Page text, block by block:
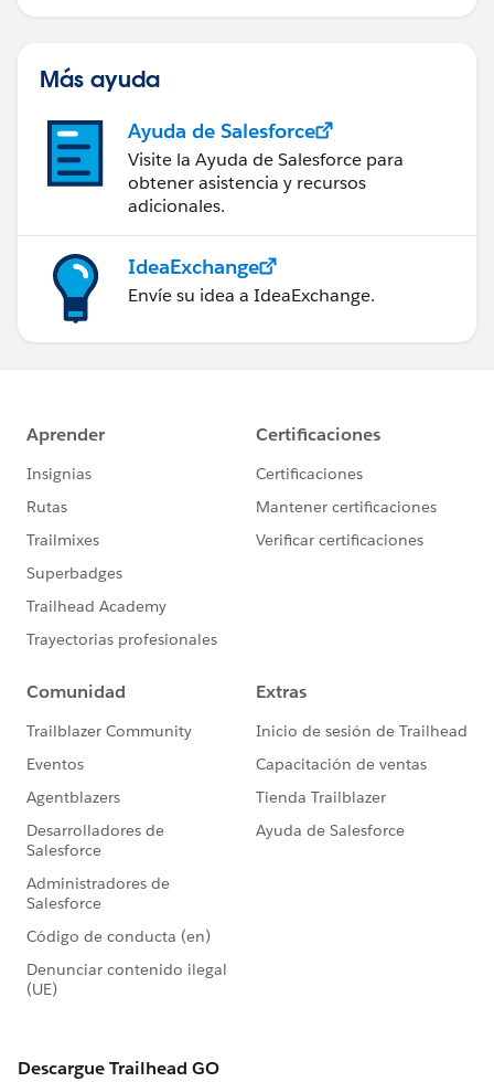
Más ayuda
Ayuda de Salesforce
Visite la Ayuda de Salesforce para
obtener asistencia y recursos
adicionales.
IdeaExchange
Envíe su idea a IdeaExchange.